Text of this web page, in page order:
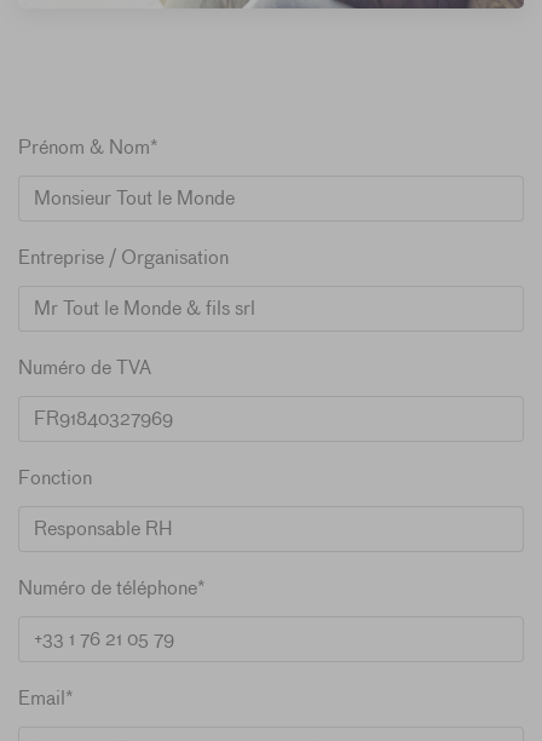
Prénom & Nom*
Entreprise / Organisation
Numéro de TVA
Fonction
Numéro de téléphone*
Email*